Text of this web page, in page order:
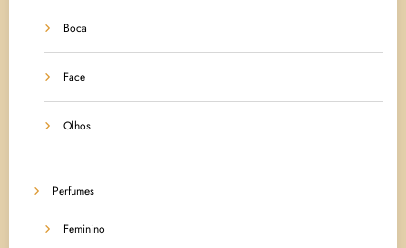
Boca
Face
Olhos
Perfumes
Feminino